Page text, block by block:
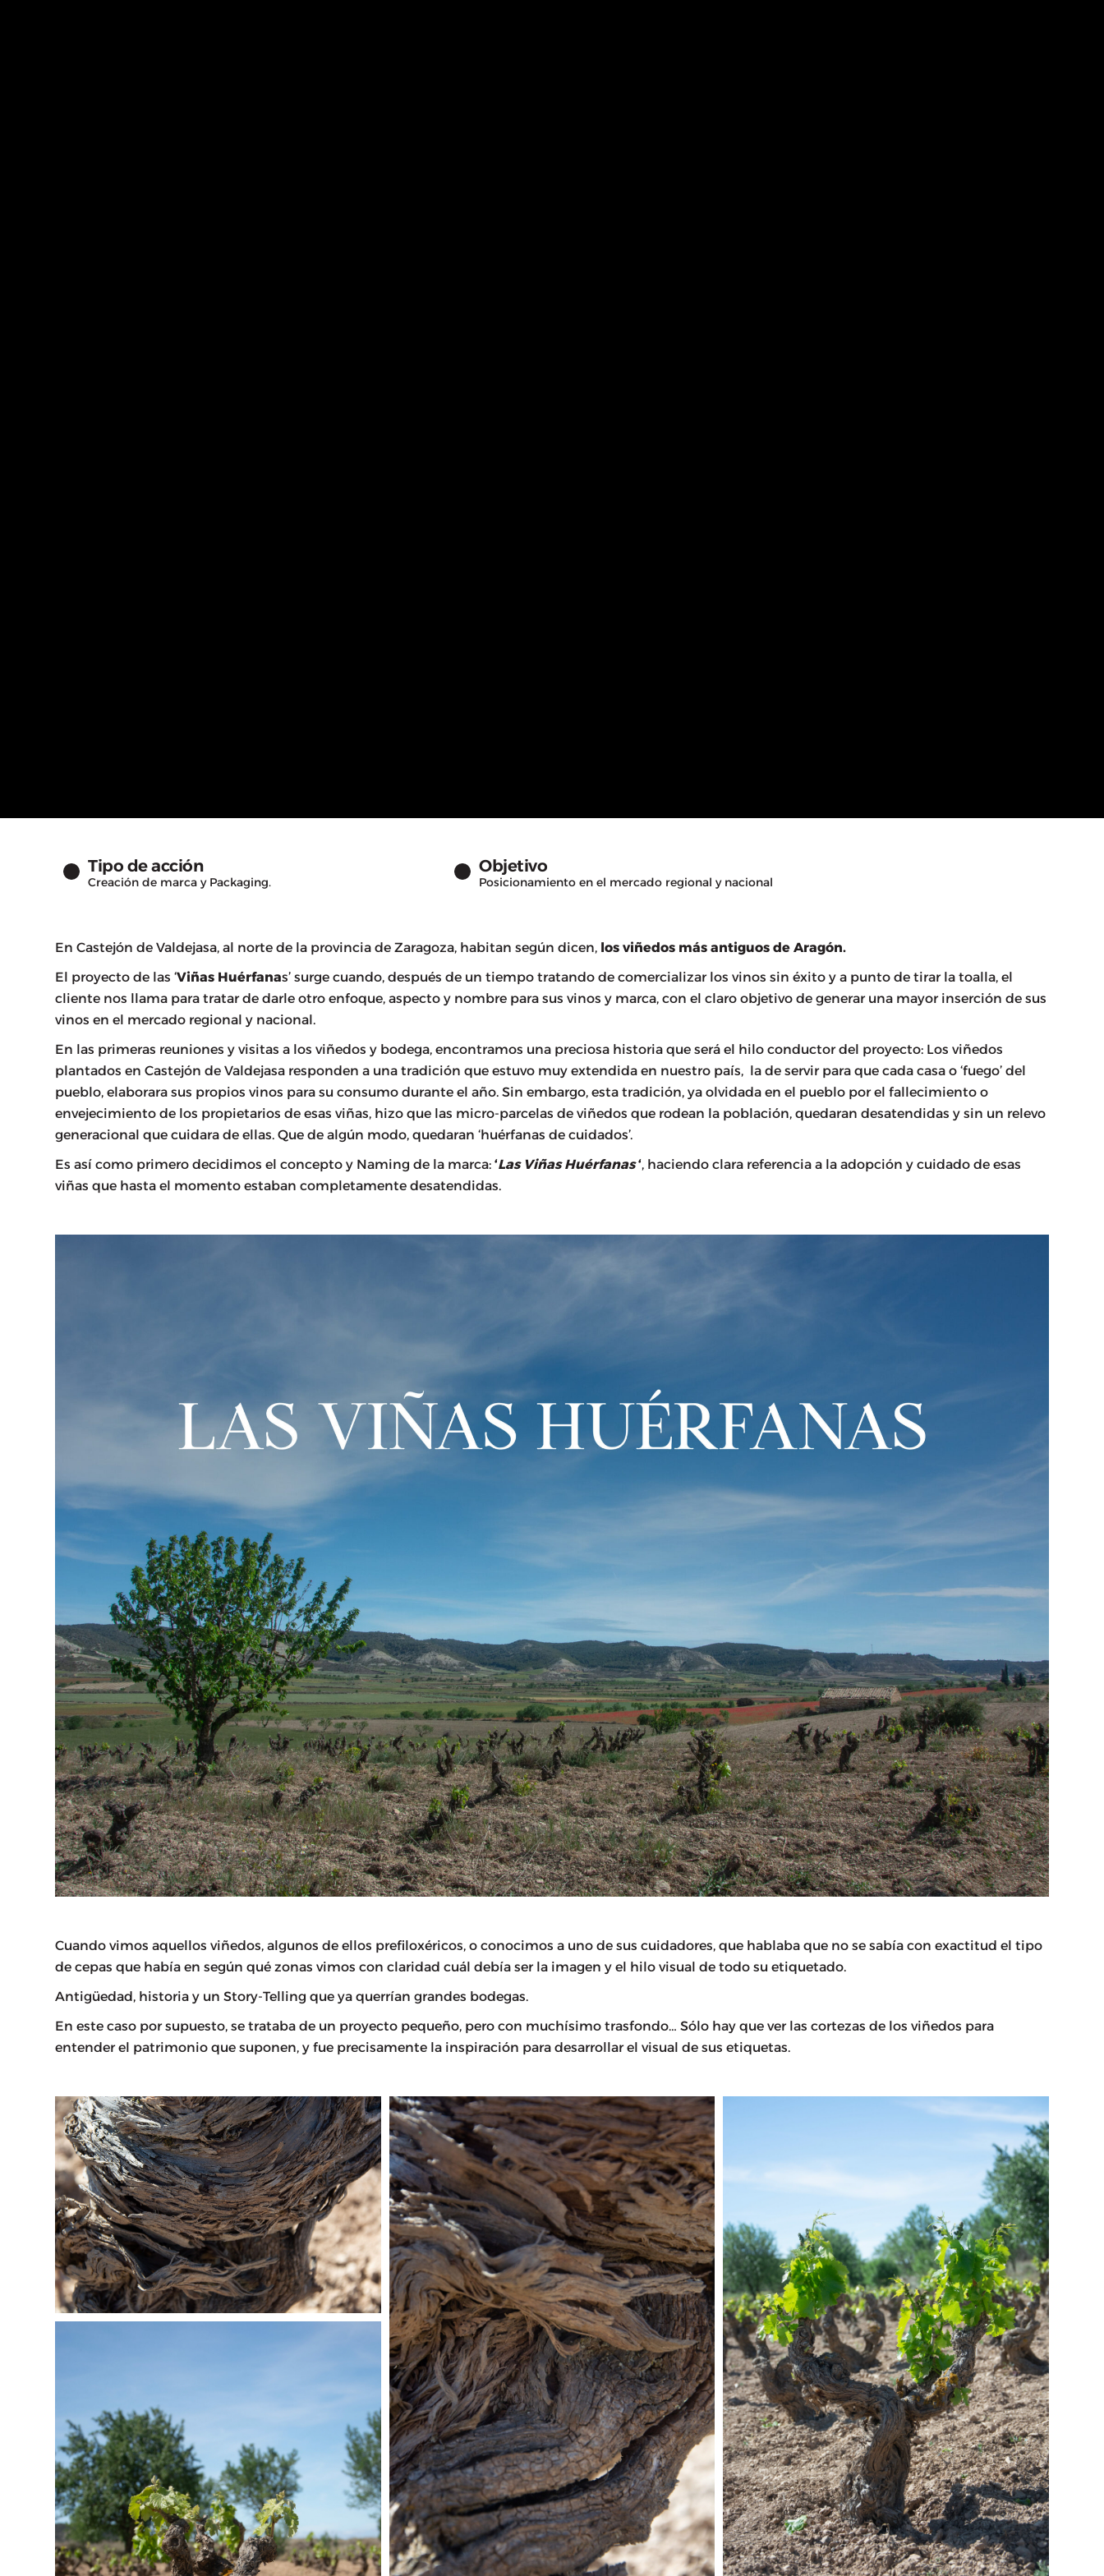
Tipo de acción
Creación de marca y Packaging.
Objetivo
Posicionamiento en el mercado regional y nacional
En Castejón de Valdejasa, al norte de la provincia de Zaragoza, habitan según dicen, los viñedos más antiguos de Aragón.
El proyecto de las ‘Viñas Huérfanas’ surge cuando, después de un tiempo tratando de comercializar los vinos sin éxito y a punto de tirar la toalla, el
cliente nos llama para tratar de darle otro enfoque, aspecto y nombre para sus vinos y marca, con el claro objetivo de generar una mayor inserción de sus
vinos en el mercado regional y nacional.
En las primeras reuniones y visitas a los viñedos y bodega, encontramos una preciosa historia que será el hilo conductor del proyecto: Los viñedos
plantados en Castejón de Valdejasa responden a una tradición que estuvo muy extendida en nuestro país, la de servir para que cada casa o ‘fuego’ del
pueblo, elaborara sus propios vinos para su consumo durante el año. Sin embargo, esta tradición, ya olvidada en el pueblo por el fallecimiento o
envejecimiento de los propietarios de esas viñas, hizo que las micro-parcelas de viñedos que rodean la población, quedaran desatendidas y sin un relevo
generacional que cuidara de ellas. Que de algún modo, quedaran ‘huérfanas de cuidados’.
Es así como primero decidimos el concepto y Naming de la marca: ‘Las Viñas Huérfanas‘, haciendo clara referencia a la adopción y cuidado de esas
viñas que hasta el momento estaban completamente desatendidas.
Cuando vimos aquellos viñedos, algunos de ellos prefiloxéricos, o conocimos a uno de sus cuidadores, que hablaba que no se sabía con exactitud el tipo
de cepas que había en según qué zonas vimos con claridad cuál debía ser la imagen y el hilo visual de todo su etiquetado.
Antigüedad, historia y un Story-Telling que ya querrían grandes bodegas.
En este caso por supuesto, se trataba de un proyecto pequeño, pero con muchísimo trasfondo… Sólo hay que ver las cortezas de los viñedos para
entender el patrimonio que suponen, y fue precisamente la inspiración para desarrollar el visual de sus etiquetas.